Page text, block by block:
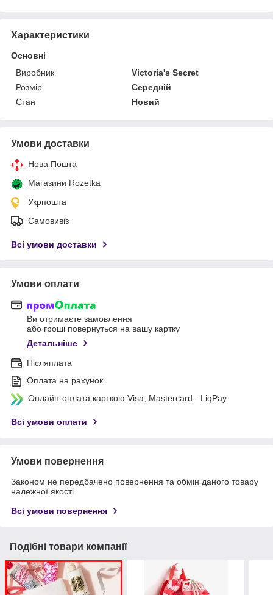
Характеристики
Основні
Виробник
Victoria's Secret
Розмір
Середній
Стан
Новий
Умови доставки
Нова Пошта
Магазини Rozetka
Укрпошта
Самовивіз
Всі умови доставки
Умови оплати
Ви отримаєте замовлення
або гроші повернуться на вашу картку
Детальніше
Післяплата
Оплата на рахунок
Онлайн-оплата карткою Visa, Mastercard - LiqPay
Всі умови оплати
Умови повернення
Законом не передбачено повернення та обмін даного товару
належної якості
Всі умови повернення
Подібні товари компанії